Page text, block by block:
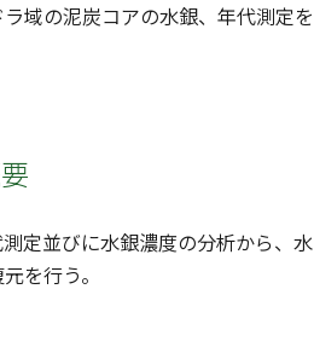
域の泥炭コアの水銀、年代測定を
定並びに水銀濃度の分析から、水
を行う。